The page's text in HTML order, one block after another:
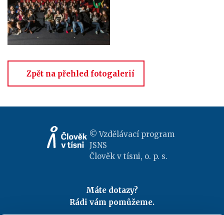
Zpět na přehled fotogalerií
© Vzdělávací program
JSNS
Člověk v tísni, o. p. s.
Máte dotazy?
Rádi vám pomůžeme.